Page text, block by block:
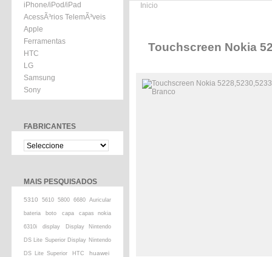
iPhone/iPod/iPad
AcessÃ³rios TelemÃ³veis
Apple
Ferramentas
HTC
LG
Samsung
Sony
FABRICANTES
MAIS PESQUISADOS
5310 5610 5800 6680 Auricular
bateria boto capa capas nokia
6310i display Display Nintendo
DS Lite Superior Display Nintendo
DS Lite Superior HTC huawei
Inicio
Touchscreen Nokia